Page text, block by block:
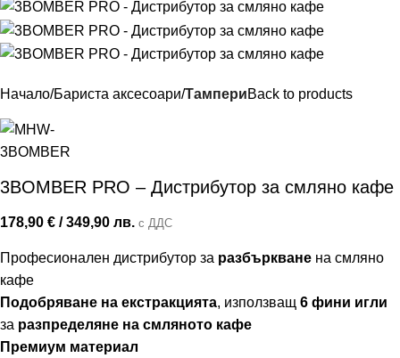
Начало Бариста аксесоари ТампериBack to products
3BOMBER PRO – Дистрибутор за смляно кафе
178,90 € / 349,90 лв. с ДДС
Професионален дистрибутор за разбъркване на смляно
кафе
Подобряване на екстракцията, използващ 6 фини игли
за разпределяне на смляното кафе
Премиум материал